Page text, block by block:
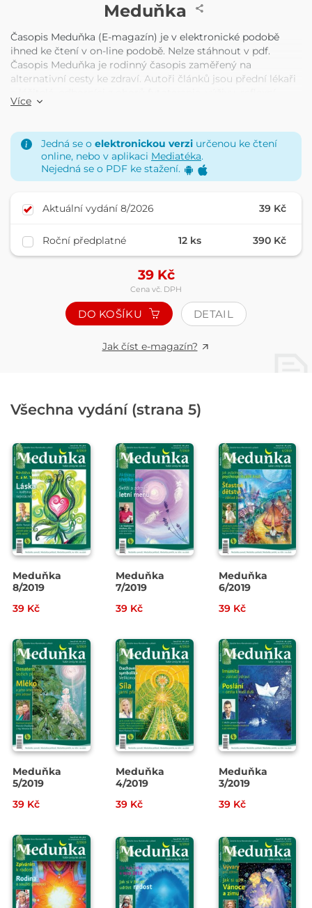
Meduňka
Časopis Meduňka (E-magazín) je v elektronické podobě
ihned ke čtení v on-line podobě. Nelze stáhnout v pdf.
Časopis Meduňka je rodinný časopis zaměřený na
alternativní cesty ke zdraví. Autoři článků jsou přední lékaři
terapie, psychoterapie, astromedicíny, homeopatie a
poskytnout čtenářům možnost pohlédnout na probíraná
témata z různých úhlů. Každý si nejde tu svoji cestu ke
Více
Jedná se o elektronickou verzi určenou ke čtení
online, nebo v aplikaci Mediatéka.
Nejedná se o PDF ke stažení.
Aktuální vydání 8/2026 39 Kč
Roční předplatné 12 ks 390 Kč
39Kč
Cena vč. DPH
DO KOŠÍKU DETAIL
Jak číst e-magazín?
Všechna vydání (strana 5)
Meduňka
8/2019
39 Kč
Meduňka
7/2019
39 Kč
Meduňka
6/2019
39 Kč
Meduňka
5/2019
39 Kč
Meduňka
4/2019
39 Kč
Meduňka
3/2019
39 Kč